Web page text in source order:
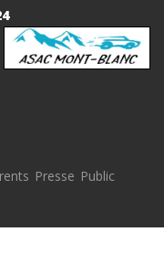
Presse Public